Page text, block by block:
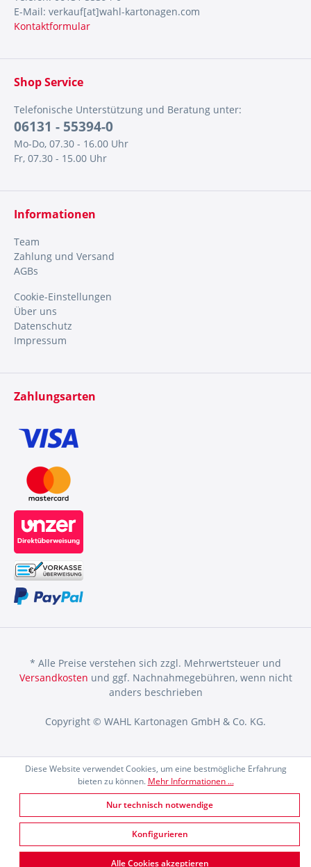
E-Mail: verkauf[at]wahl-kartonagen.com
Kontaktformular
Shop Service
Telefonische Unterstützung und Beratung unter:
06131 - 55394-0
Mo-Do, 07.30 - 16.00 Uhr
Fr, 07.30 - 15.00 Uhr
Informationen
Team
Zahlung und Versand
AGBs
Cookie-Einstellungen
Über uns
Datenschutz
Impressum
Zahlungsarten
* Alle Preise verstehen sich zzgl. Mehrwertsteuer und
Versandkosten und ggf. Nachnahmegebühren, wenn nicht
anders beschrieben
Copyright © WAHL Kartonagen GmbH & Co. KG.
Diese Website verwendet Cookies, um eine bestmögliche Erfahrung
bieten zu können. Mehr Informationen ...
Nur technisch notwendige
Konfigurieren
Alle Cookies akzeptieren